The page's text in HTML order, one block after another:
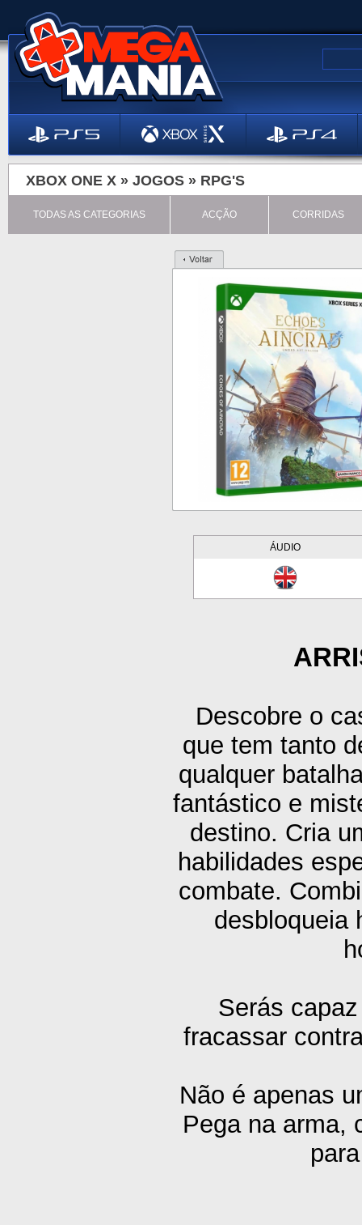
XBOX ONE X » JOGOS » RPG'S
TODAS AS CATEGORIAS ACÇÃO CORRIDAS
ÁUDIO
Descobre o
que tem tanto
qualquer
fantástico e
destino. Cria
habilidades
combate.
desbloqueia
Serás
fracassar
Não é apenas
Pega na arma,